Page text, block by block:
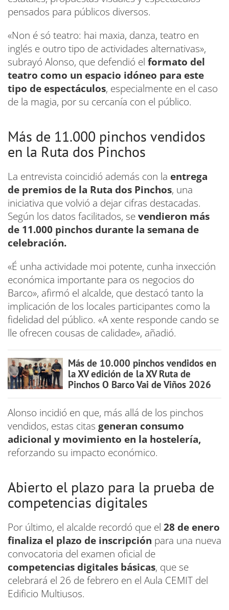
pensados para públicos diversos.
«Non é só teatro: hai maxia, danza, teatro en
inglés e outro tipo de actividades alternativas»,
subrayó Alonso, que defendió el formato del
teatro como un espacio idóneo para este
tipo de espectáculos, especialmente en el caso
de la magia, por su cercanía con el público.
Más de 11.000 pinchos vendidos
en la Ruta dos Pinchos
La entrevista coincidió además con la entrega
de premios de la Ruta dos Pinchos, una
iniciativa que volvió a dejar cifras destacadas.
Según los datos facilitados, sevendieron más
de 11.000 pinchos durante la semana de
celebración.
«É unha actividade moi potente, cunha inxección
económica importante para os negocios do
Barco», afirmó el alcalde, que destacó tanto la
implicación de los locales participantes como la
fidelidad del público. «A xente responde cando se
lle ofrecen cousas de calidade», añadió.
Más de 10.000 pinchos vendidos en
la XV edición de la XV Ruta de
Pinchos O Barco Vai de Viños 2026
Alonso incidió en que, más allá de los pinchos
vendidos, estas citas generan consumo
adicional y movimiento en la hostelería,
reforzando su impacto económico.
Abierto el plazo para la prueba de
competencias digitales
Por último, el alcalde recordó que el 28 de enero
finaliza el plazo de inscripción para una nueva
convocatoria del examen oficial de
competencias digitales básicas, que se
celebrará el 26 de febrero en el Aula CEMIT del
Edificio Multiusos.